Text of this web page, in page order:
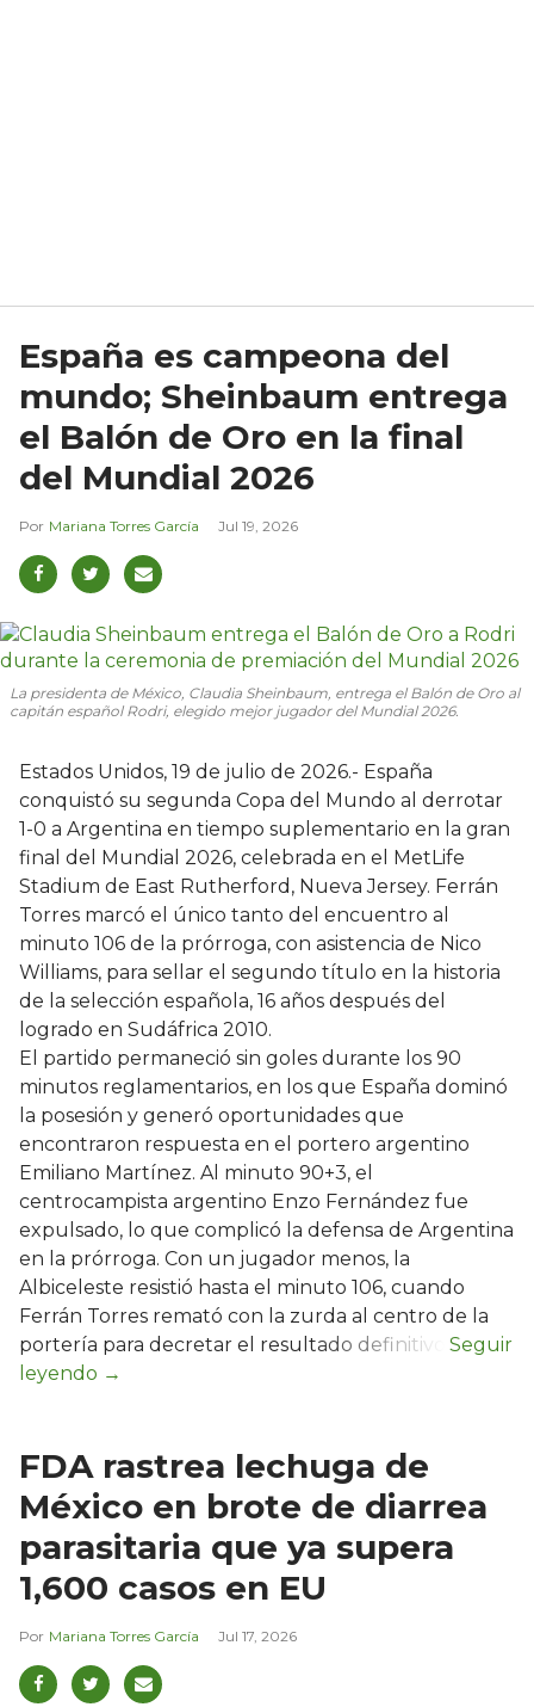
España es campeona del
mundo; Sheinbaum entrega
el Balón de Oro en la final
del Mundial 2026
Mariana Torres García Jul 19, 2026
La presidenta de México, Claudia Sheinbaum, entrega el Balón de Oro al
capitán español Rodri, elegido mejor jugador del Mundial 2026.
Estados Unidos, 19 de julio de 2026.- España
conquistó su segunda Copa del Mundo al derrotar
1-0 a Argentina en tiempo suplementario en la gran
final del Mundial 2026, celebrada en el MetLife
Stadium de East Rutherford, Nueva Jersey. Ferrán
Torres marcó el único tanto del encuentro al
minuto 106 de la prórroga, con asistencia de Nico
Williams, para sellar el segundo título en la historia
de la selección española, 16 años después del
logrado en Sudáfrica 2010.
El partido permaneció sin goles durante los 90
minutos reglamentarios, en los que España dominó
la posesión y generó oportunidades que
encontraron respuesta en el portero argentino
Emiliano Martínez. Al minuto 90+3, el
centrocampista argentino Enzo Fernández fue
expulsado, lo que complicó la defensa de Argentina
en la prórroga. Con un jugador menos, la
Albiceleste resistió hasta el minuto 106, cuando
Ferrán Torres remató con la zurda al centro de la
portería para decretar el resultado definitivo.
FDA rastrea lechuga de
México en brote de diarrea
parasitaria que ya supera
1,600 casos en EU
Mariana Torres García Jul 17, 2026